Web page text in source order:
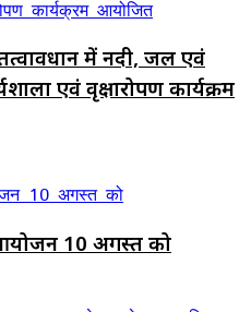
में नदी, जल एवं
एवं वृक्षारोपण कार्यक्रम
10 अगस्त को